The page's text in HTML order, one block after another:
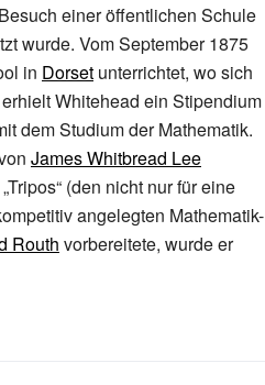
einer öffentlichen Schule
wurde. Vom September 1875
in Dorset unterrichtet, wo sich
Whitehead ein Stipendium
dem Studium der Mathematik.
James Whitbread Lee
(den nicht nur für eine
angelegten Mathematik-
Routh vorbereitete, wurde er